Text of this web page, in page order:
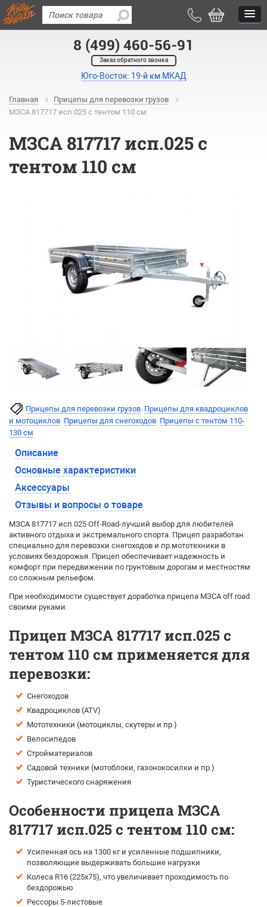
8 (499) 460-56-91
Заказ обратного звонка
Юго-Восток: 19-й км МКАД
Главная
Прицепы для перевозки грузов
МЗСА 817717 исп.025 с тентом 110 см
МЗСА 817717 исп.025 с
тентом 110 см
Прицепы для перевозки грузов Прицепы для квадроциклов
и мотоциклов Прицепы для снегоходов Прицепы с тентом 110-
130 см
Описание
Основные характеристики
Аксессуары
Отзывы и вопросы о товаре
МЗСА 817717 исп.025 Off-Road-лучший выбор для любителей
активного отдыха и экстремального спорта. Прицеп разработан
специально для перевозки снегоходов и пр.мототехники в
условиях бездорожья. Прицеп обеспечивает надежность и
комфорт при передвижении по грунтовым дорогам и местностям
со сложным рельефом.
При необходимости существует доработка прицепа МЗСА off road
своими руками.
Прицеп МЗСА 817717 исп.025 с
тентом 110 см применяется для
перевозки:
Снегоходов
Квадроциклов (ATV)
Мототехники (мотоциклы, скутеры и пр.)
Велосипедов
Стройматериалов
Садовой техники (мотоблоки, газонокосилки и пр.)
Туристического снаряжения
Особенности прицепа МЗСА
817717 исп.025 с тентом 110 см:
Усиленная ось на 1300 кг и усиленные подшипники,
позволяющие выдерживать большие нагрузки
Колеса R16 (225х75), что увеличивает проходимость по
бездорожью
Рессоры 5-листовые